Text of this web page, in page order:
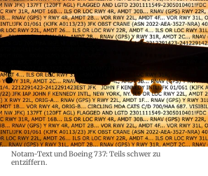
Notam-Text und Boeing 737: Teils schwer zu
entziffern.